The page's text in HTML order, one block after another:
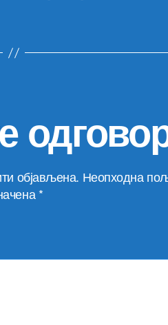
објављена. Неопходна
*